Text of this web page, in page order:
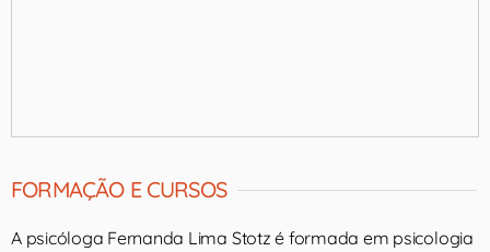
FORMAÇÃO E CURSOS
A psicóloga Fernanda Lima Stotz é formada em psicologia